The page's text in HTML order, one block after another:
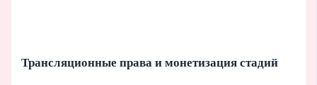
Трансляционные права и монетизация стадий